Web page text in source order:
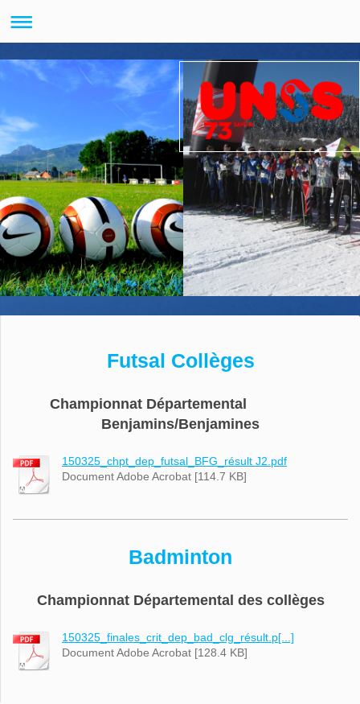
Futsal Collèges
Championnat Départemental
Benjamins/Benjamines
150325_chpt_dep_futsal_BFG_résult J2.pdf
Document Adobe Acrobat [114.7 KB]
Badminton
Championnat Départemental des collèges
150325_finales_crit_dep_bad_clg_résult.p[...]
Document Adobe Acrobat [128.4 KB]